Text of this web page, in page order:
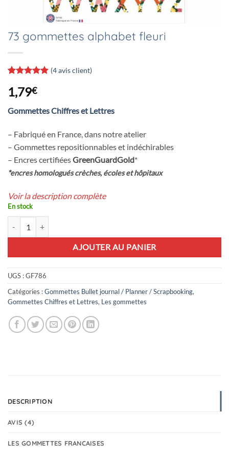
73 gommettes alphabet fleuri
5 basé sur
notations
client
(4avis client)
1,79€
Gommettes Chiffres et Lettres
– Fabriqué en France, dans notre atelier
– Gommettes repositionnables et indéchirables
– Encres certifiéesGreenGuardGold*
*encres homologués crèches, écoles et hôpitaux
Voir la description complète
En stock
AJOUTER AU PANIER
UGS :GF786
Catégories :Gommettes Bullet journal / Planner / Scrapbooking,
Gommettes Chiffres et Lettres, Les gommettes
DESCRIPTION
AVIS (4)
LES GOMMETTES FRANCAISES